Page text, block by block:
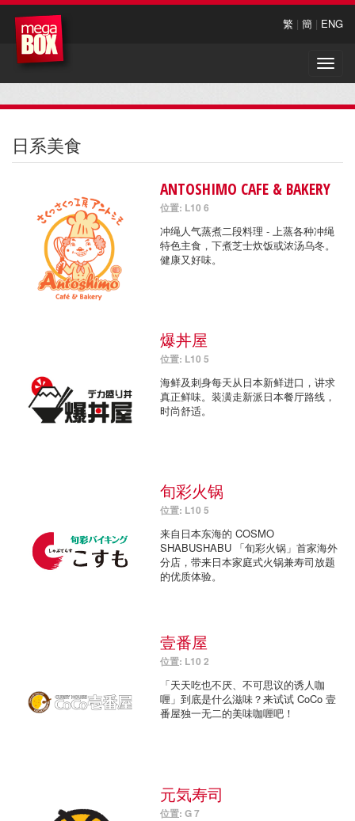
繁 | 簡 | ENG
Toggle
日系美食
ANTOSHIMO CAFE & BAKERY
位置: L10 6
冲绳人气蒸煮二段料理 - 上蒸各种冲绳
特色主食，下煮芝士炊饭或浓汤乌冬。
健康又好味。
爆丼屋
位置: L10 5
海鲜及刺身每天从日本新鲜进口，讲求
真正鲜味。装潢走新派日本餐厅路线，
时尚舒适。
旬彩火锅
位置: L10 5
来自日本东海的 COSMO
SHABUSHABU 「旬彩火锅」首家海外
分店，带来日本家庭式火锅兼寿司放题
的优质体验。
壹番屋
位置: L10 2
「天天吃也不厌、不可思议的诱人咖
喱」到底是什么滋味？来试试 CoCo 壹
番屋独一无二的美味咖喱吧！
元気寿司
位置: G 7